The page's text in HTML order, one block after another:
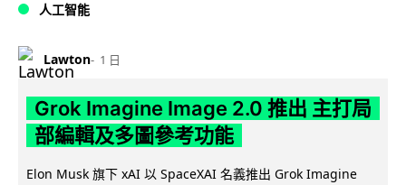
人工智能
Lawton 1 日
Grok Imagine Image 2.0 推出 主打局
部編輯及多圖參考功能
Elon Musk 旗下 xAI 以 SpaceXAI 名義推出 Grok Imagine